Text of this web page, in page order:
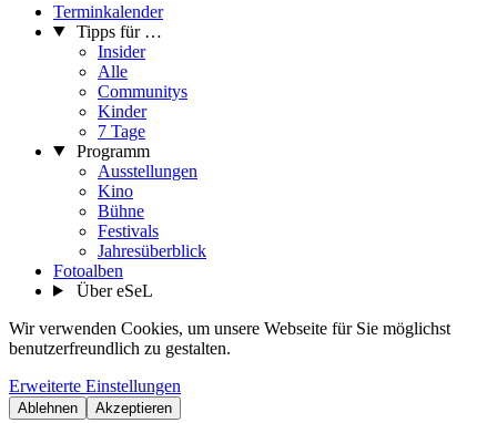
Terminkalender
Tipps für …
Insider
Alle
Communitys
Kinder
7 Tage
Programm
Ausstellungen
Kino
Bühne
Festivals
Jahresüberblick
Fotoalben
Über eSeL
Wir verwenden Cookies, um unsere Webseite für Sie möglichst
benutzerfreundlich zu gestalten.
Erweiterte Einstellungen
Ablehnen Akzeptieren